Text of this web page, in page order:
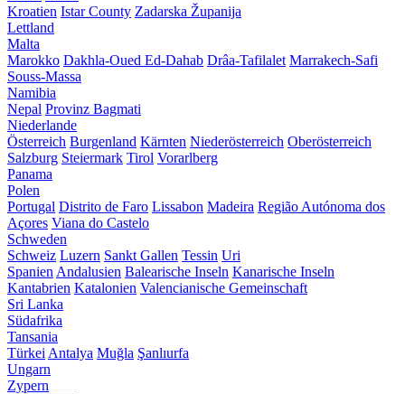
Kroatien Istar County Zadarska Županija
Lettland
Malta
Marokko Dakhla-Oued Ed-Dahab Drâa-Tafilalet Marrakech-Safi
Souss-Massa
Namibia
Nepal Provinz Bagmati
Niederlande
Österreich Burgenland Kärnten Niederösterreich Oberösterreich
Salzburg Steiermark Tirol Vorarlberg
Panama
Polen
Portugal Distrito de Faro Lissabon Madeira Região Autónoma dos
Açores Viana do Castelo
Schweden
Schweiz Luzern Sankt Gallen Tessin Uri
Spanien Andalusien Balearische Inseln Kanarische Inseln
Kantabrien Katalonien Valencianische Gemeinschaft
Sri Lanka
Südafrika
Tansania
Türkei Antalya Muğla Şanlıurfa
Ungarn
Zypern